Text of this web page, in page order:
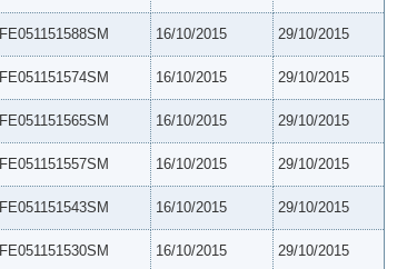
FE051151588SM 16/10/2015 29/10/2015
FE051151574SM 16/10/2015 29/10/2015
FE051151565SM 16/10/2015 29/10/2015
FE051151557SM 16/10/2015 29/10/2015
FE051151543SM 16/10/2015 29/10/2015
FE051151530SM 16/10/2015 29/10/2015